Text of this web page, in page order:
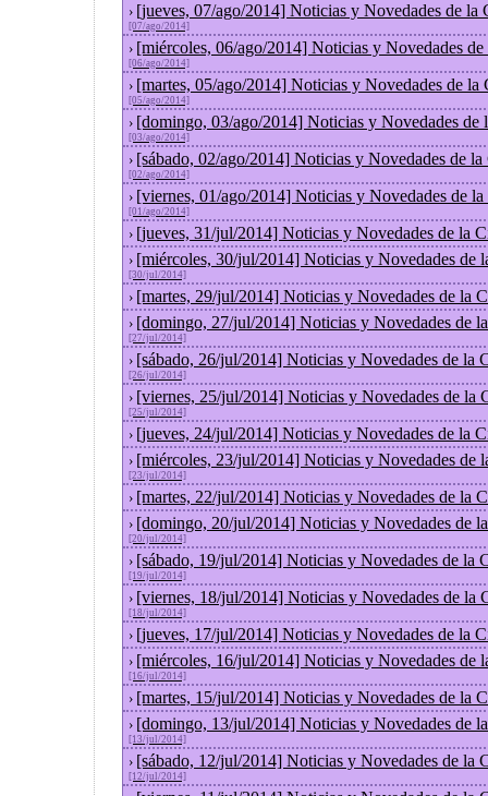
› [jueves, 07/ago/2014] Noticias y Novedades de la
[07/ago/2014]
› [miércoles, 06/ago/2014] Noticias y Novedades
[06/ago/2014]
› [martes, 05/ago/2014] Noticias y Novedades de la
[05/ago/2014]
› [domingo, 03/ago/2014] Noticias y Novedades de
[03/ago/2014]
› [sábado, 02/ago/2014] Noticias y Novedades de
[02/ago/2014]
› [viernes, 01/ago/2014] Noticias y Novedades de
[01/ago/2014]
› [jueves, 31/jul/2014] Noticias y Novedades de la
› [miércoles, 30/jul/2014] Noticias y Novedades de
[30/jul/2014]
› [martes, 29/jul/2014] Noticias y Novedades de la
› [domingo, 27/jul/2014] Noticias y Novedades de
[27/jul/2014]
› [sábado, 26/jul/2014] Noticias y Novedades de la
[26/jul/2014]
› [viernes, 25/jul/2014] Noticias y Novedades de la
[25/jul/2014]
› [jueves, 24/jul/2014] Noticias y Novedades de la
› [miércoles, 23/jul/2014] Noticias y Novedades de
[23/jul/2014]
› [martes, 22/jul/2014] Noticias y Novedades de la
› [domingo, 20/jul/2014] Noticias y Novedades de
[20/jul/2014]
› [sábado, 19/jul/2014] Noticias y Novedades de la
[19/jul/2014]
› [viernes, 18/jul/2014] Noticias y Novedades de la
[18/jul/2014]
› [jueves, 17/jul/2014] Noticias y Novedades de la
› [miércoles, 16/jul/2014] Noticias y Novedades de
[16/jul/2014]
› [martes, 15/jul/2014] Noticias y Novedades de la
› [domingo, 13/jul/2014] Noticias y Novedades de
[13/jul/2014]
› [sábado, 12/jul/2014] Noticias y Novedades de la
[12/jul/2014]